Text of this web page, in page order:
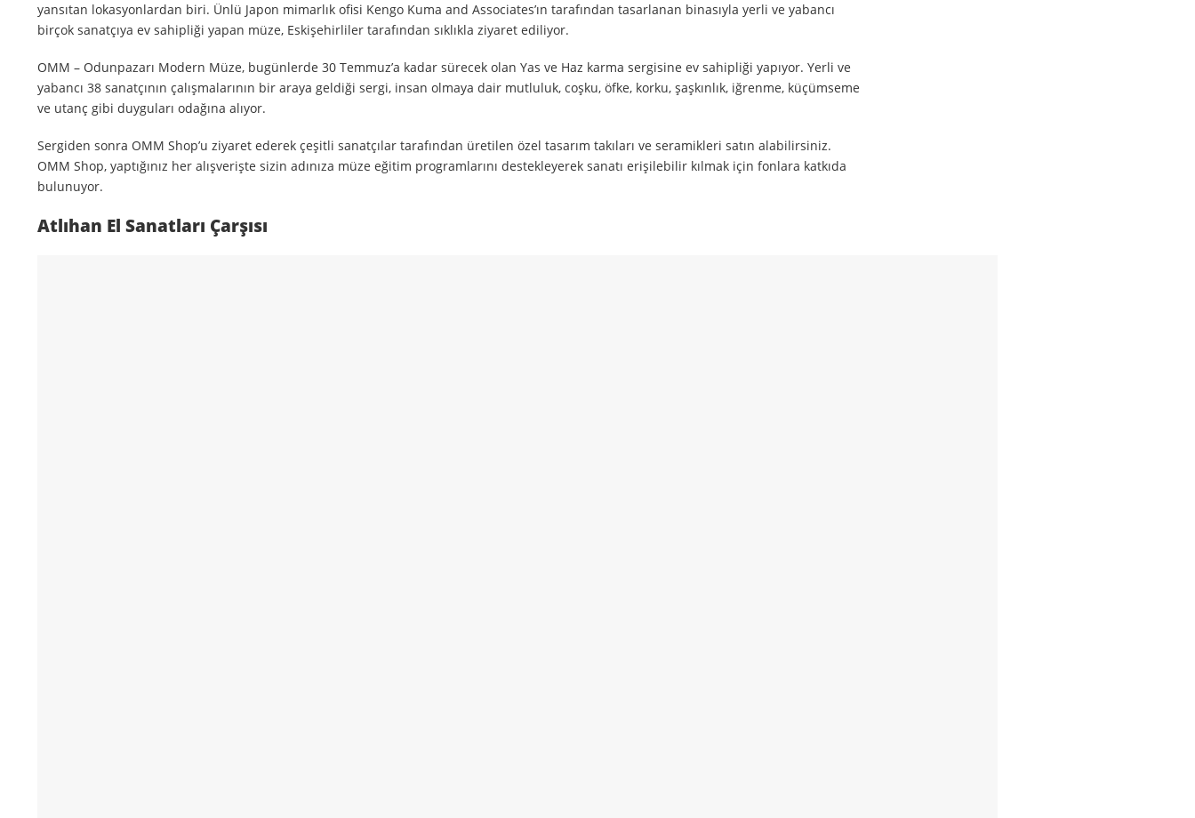
yansıtan lokasyonlardan biri. Ünlü Japon mimarlık ofisi Kengo Kuma and Associates’ın tarafından tasarlanan binasıyla yerli ve yabancı
birçok sanatçıya ev sahipliği yapan müze, Eskişehirliler tarafından sıklıkla ziyaret ediliyor.
OMM – Odunpazarı Modern Müze, bugünlerde 30 Temmuz’a kadar sürecek olan Yas ve Haz karma sergisine ev sahipliği yapıyor. Yerli ve
yabancı 38 sanatçının çalışmalarının bir araya geldiği sergi, insan olmaya dair mutluluk, coşku, öfke, korku, şaşkınlık, iğrenme, küçümseme
ve utanç gibi duyguları odağına alıyor.
Sergiden sonra OMM Shop’u ziyaret ederek çeşitli sanatçılar tarafından üretilen özel tasarım takıları ve seramikleri satın alabilirsiniz.
OMM Shop, yaptığınız her alışverişte sizin adınıza müze eğitim programlarını destekleyerek sanatı erişilebilir kılmak için fonlara katkıda
bulunuyor.
Atlıhan El Sanatları Çarşısı